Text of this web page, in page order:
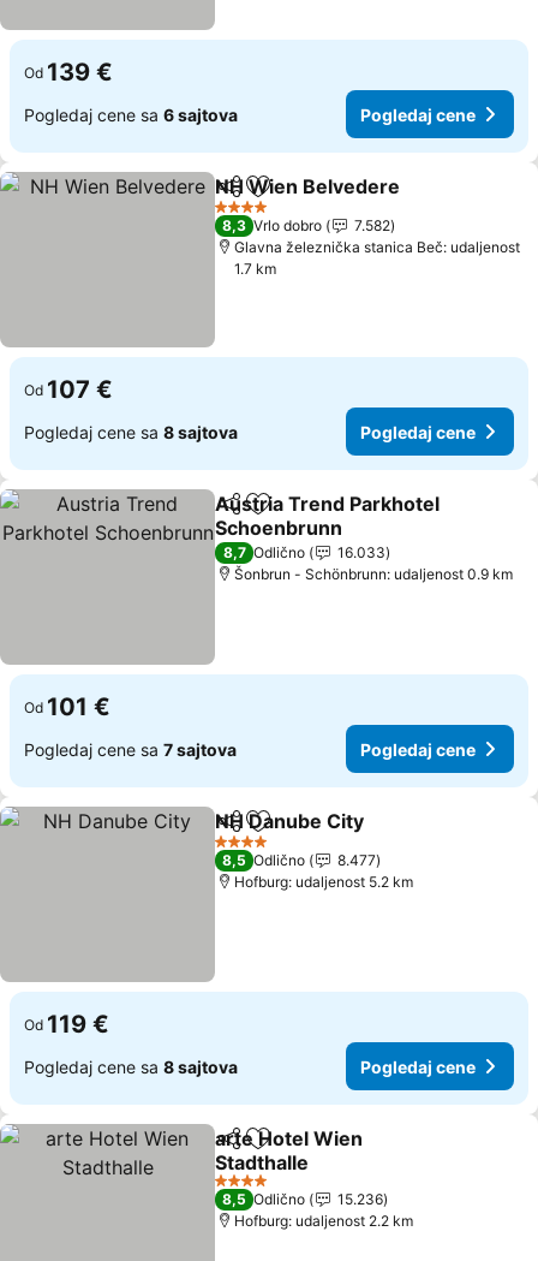
Od 139 €
Pogledaj cene sa 6 sajtova Pogledaj cene
Deli Dodati u favorite
NH Wien Belvedere
4 Zvezdice
8,3 Vrlo dobro
7.582
Glavna železnička stanica Beč: udaljenost
1.7 km
Od 107 €
Pogledaj cene sa 8 sajtova Pogledaj cene
Deli Dodati u favorite
Austria Trend Parkhotel
Schoenbrunn
Pogledaj cene
8,7 Odlično
16.033
Šonbrun - Schönbrunn: udaljenost 0.9 km
Od 101 €
Pogledaj cene sa 7 sajtova Pogledaj cene
Deli Dodati u favorite
NH Danube City
4 Zvezdice
8,5 Odlično
8.477
Hofburg: udaljenost 5.2 km
Od 119 €
Pogledaj cene sa 8 sajtova Pogledaj cene
Deli Dodati u favorite
arte Hotel Wien
Stadthalle
Pogledaj cene
4 Zvezdice
8,5 Odlično
15.236
Hofburg: udaljenost 2.2 km